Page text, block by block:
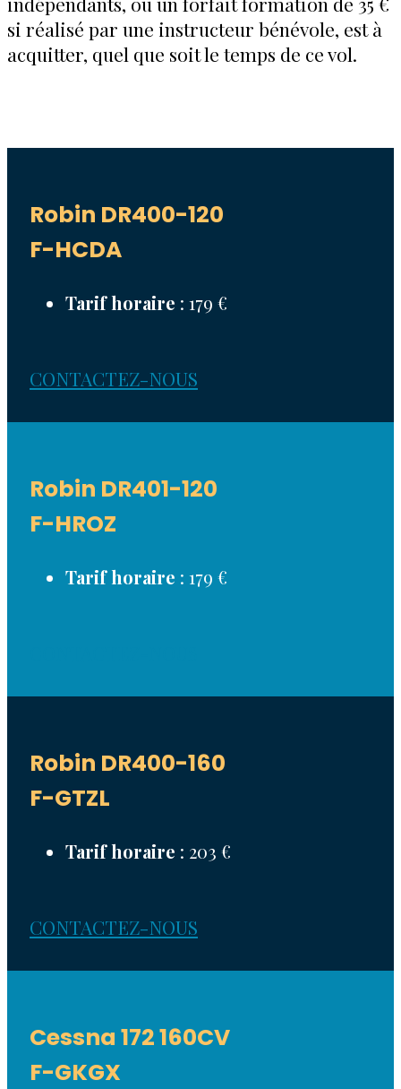
si réalisé par une instructeur bénévole, est à
acquitter, quel que soit le temps de ce vol.
Robin DR400-120
F-HCDA
Tarif horaire : 179 €
CONTACTEZ-NOUS
Robin DR401-120
F-HROZ
Tarif horaire : 179 €
Robin DR400-160
F-GTZL
Tarif horaire : 203 €
CONTACTEZ-NOUS
Cessna 172 160CV
F-GKGX